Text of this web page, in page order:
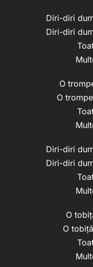
Diri-diri
Diri-diri
O
O
Diri-diri
Diri-diri
O
O